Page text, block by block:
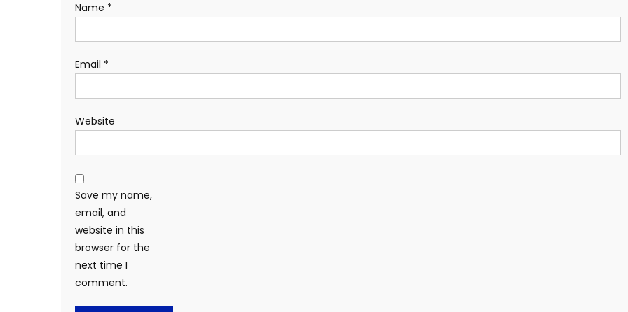
Name *
Email *
Website
Save my name,
email, and
website in this
browser for the
next time I
comment.